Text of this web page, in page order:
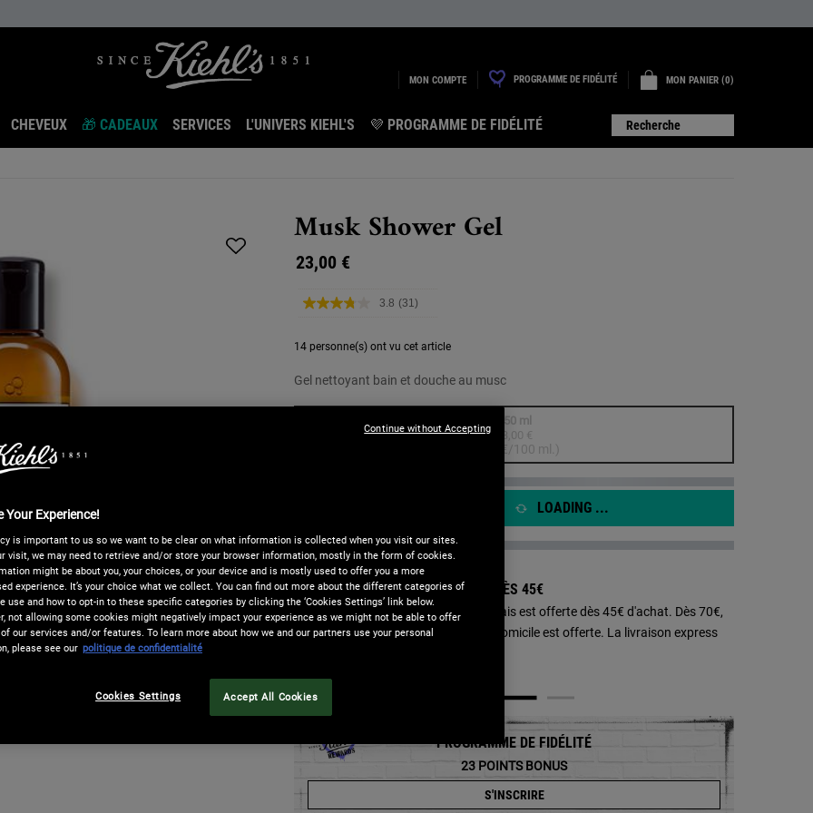
MON COMPTE PROGRAMME DE FIDÉLITÉ MON PANIER 0
0 PRODUIT
CHEVEUX 🎁 CADEAUX SERVICES L'UNIVERS KIEHL'S 💜 PROGRAMME DE FIDÉLITÉ Recherche
Musk Shower Gel
23,00 €
3.8 Lire
avis.
Lien
la
page.
(31)
14 personne(s) ont vu cet article
Gel nettoyant bain et douche au musc
Sélectionné
Cette version du produit n'est plus disponible en stock
250 ml
23,00 €
(9,20 €/100 ml.)
, 1 of 1
LOADING ...
PAYEZ PLUS TARD​
paiement en 4 X sans frais avec Paypal
, à
est aussi disponible ! Vous pouvez
sur la page de paiement.
LIVRAISON OFFERTE DÈS 45€ ​​
La livraison en Point Relais est offerte dès 45€ d'achat. Dès 70€,
la livraison standard à domicile est offerte. La livraison express
PROGRAMME DE FIDÉLITÉ
23 POINTS BONUS
S'INSCRIRE
Your Experience!
is important to us so we want to be clear on what information is collected when you visit our sites.
visit, we may need to retrieve and/or store your browser information, mostly in the form of cookies.
might be about you, your choices, or your device and is mostly used to offer you a more
experience. It’s your choice what we collect. You can find out more about the different categories of
use and how to opt-in to these specific categories by clicking the ‘Cookies Settings’ link below.
not allowing some cookies might negatively impact your experience as we might not be able to offer
our services and/or features. To learn more about how we and our partners use your personal
please see our politique de confidentialité
Cookies Settings Accept All Cookies
Continue without Accepting